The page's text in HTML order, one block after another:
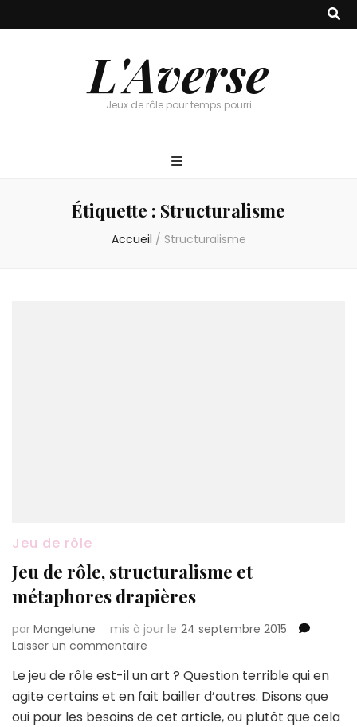
L'Averse
Jeux de rôle pour temps pourri
Étiquette : Structuralisme
Accueil / Structuralisme
Jeu de rôle
Jeu de rôle, structuralisme et
métaphores drapières
par Mangelune mis à jour le 24 septembre 2015
Laisser un commentaire
de
rôle,
structuralisme
Le jeu de rôle est-il un art ? Question terrible qui en
agite certains et en fait bailler d’autres. Disons que
oui pour les besoins de cet article, ou plutôt que cela